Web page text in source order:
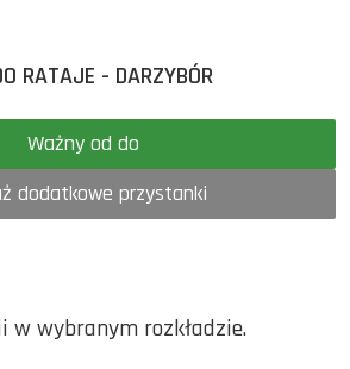
RATAJE - DARZYBÓR
Ważny od do
dodatkowe przystanki
w wybranym rozkładzie.